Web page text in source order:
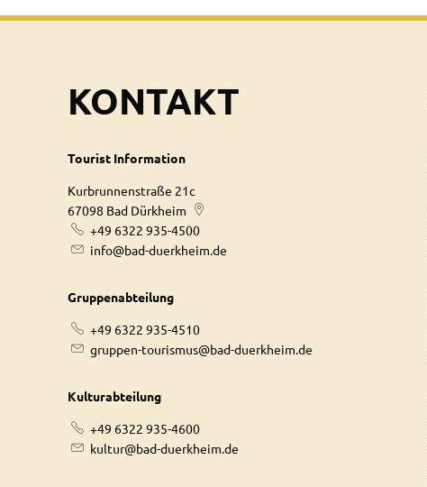
KONTAKT
Tourist Information
Kurbrunnenstraße 21c
67098 Bad Dürkheim
+49 6322 935-4500
info@bad-duerkheim.de
Gruppenabteilung
+49 6322 935-4510
gruppen-tourismus@bad-duerkheim.de
Kulturabteilung
+49 6322 935-4600
kultur@bad-duerkheim.de